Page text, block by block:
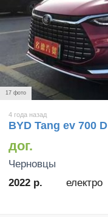
17 фото
4 года назад
BYD Tang ev 700 D
дог.
Черновцы
2022 р.
електро